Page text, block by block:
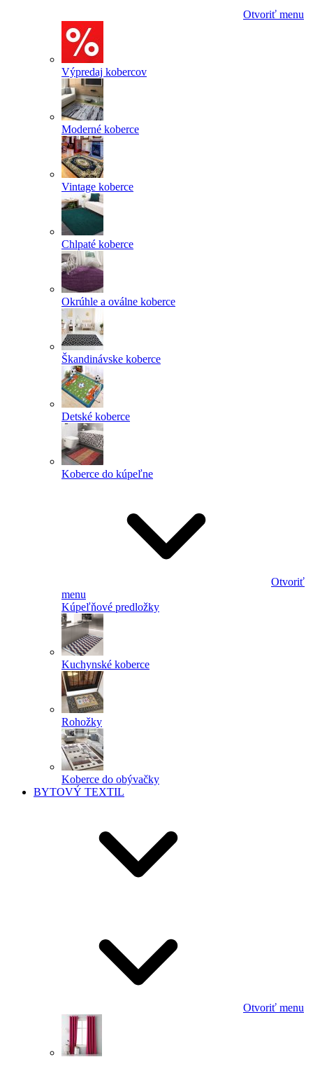
Otvoriť menu
Výpredaj kobercov
Moderné koberce
Vintage koberce
Chlpaté koberce
Okrúhle a oválne koberce
Škandinávske koberce
Detské koberce
Koberce do kúpeľne
Otvoriť
menu
Kúpeľňové predložky
Kuchynské koberce
Rohožky
Koberce do obývačky
BYTOVÝ TEXTIL
Otvoriť menu